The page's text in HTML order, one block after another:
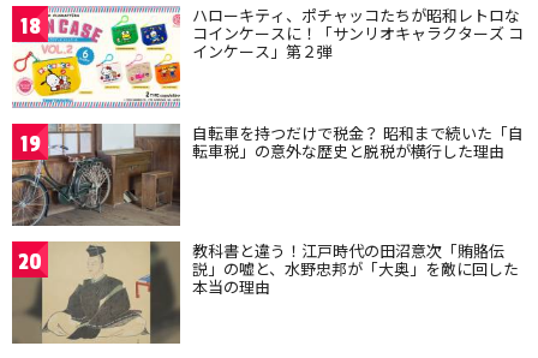
18 ハローキティ、ポチャッコたちが昭和レトロな
コインケースに！「サンリオキャラクターズ コ
インケース」第２弾
19 自転車を持つだけで税金？ 昭和まで続いた「自
転車税」の意外な歴史と脱税が横行した理由
20 教科書と違う！江戸時代の田沼意次「賄賂伝
説」の嘘と、水野忠邦が「大奥」を敵に回した
本当の理由